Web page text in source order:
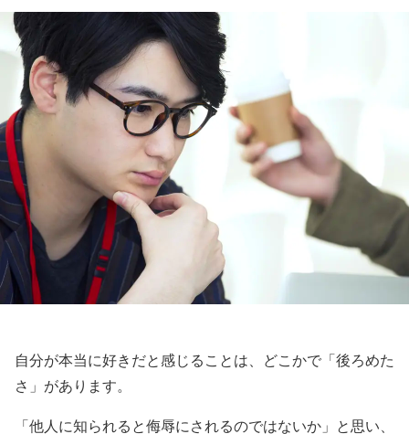
自分が本当に好きだと感じることは、どこかで「後ろめた
さ」があります。
「他人に知られると侮辱にされるのではないか」と思い、